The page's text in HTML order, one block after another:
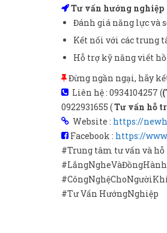
Tư vấn hướng nghiệp
Đánh giá năng lực và
Kết nối với các trung
Hỗ trợ kỹ năng viết
Đừng ngần ngại, hãy
Liên hệ : 0934104257 (
0922931655 (Tư vấn hỗ
Website : https://
Facebook : https://
#Trung tâm tư vấn và
#LắngNgheVàĐồngHành
#Tư Vấn HướngNghiệp